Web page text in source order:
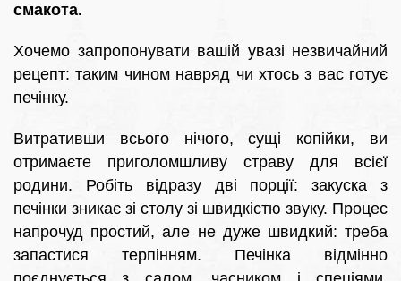
смакота.
Хочемо запропонувати вашій увазі незвичайний
рецепт: таким чином навряд чи хтось з вас готує
печінку.
Витративши всього нічого, сущі копійки, ви
отримаєте приголомшливу страву для всієї
родини. Робіть відразу дві порції: закуска з
печінки зникає зі столу зі швидкістю звуку. Процес
напрочуд простий, але не дуже швидкий: треба
запастися терпінням. Печінка відмінно